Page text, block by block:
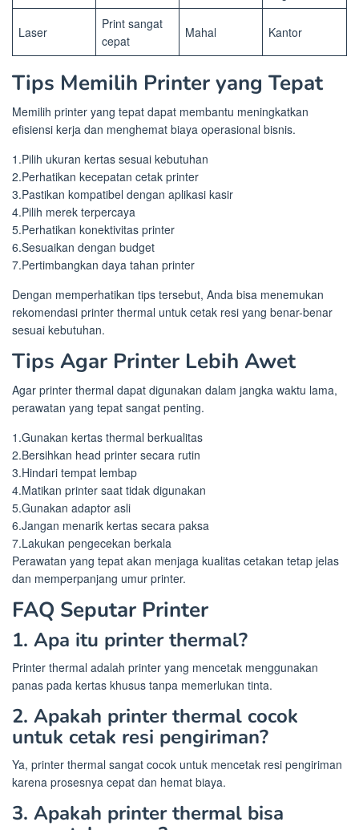
Laser
Print sangat
cepat
Mahal Kantor
Tips Memilih Printer yang Tepat
Memilih printer yang tepat dapat membantu meningkatkan
efisiensi kerja dan menghemat biaya operasional bisnis.
1.Pilih ukuran kertas sesuai kebutuhan
2.Perhatikan kecepatan cetak printer
3.Pastikan kompatibel dengan aplikasi kasir
4.Pilih merek terpercaya
5.Perhatikan konektivitas printer
6.Sesuaikan dengan budget
7.Pertimbangkan daya tahan printer
Dengan memperhatikan tips tersebut, Anda bisa menemukan
rekomendasi printer thermal untuk cetak resi yang benar-benar
sesuai kebutuhan.
Tips Agar Printer Lebih Awet
Agar printer thermal dapat digunakan dalam jangka waktu lama,
perawatan yang tepat sangat penting.
1.Gunakan kertas thermal berkualitas
2.Bersihkan head printer secara rutin
3.Hindari tempat lembap
4.Matikan printer saat tidak digunakan
5.Gunakan adaptor asli
6.Jangan menarik kertas secara paksa
7.Lakukan pengecekan berkala
Perawatan yang tepat akan menjaga kualitas cetakan tetap jelas
dan memperpanjang umur printer.
FAQ Seputar Printer
1. Apa itu printer thermal?
Printer thermal adalah printer yang mencetak menggunakan
panas pada kertas khusus tanpa memerlukan tinta.
2. Apakah printer thermal cocok
untuk cetak resi pengiriman?
Ya, printer thermal sangat cocok untuk mencetak resi pengiriman
karena prosesnya cepat dan hemat biaya.
3. Apakah printer thermal bisa